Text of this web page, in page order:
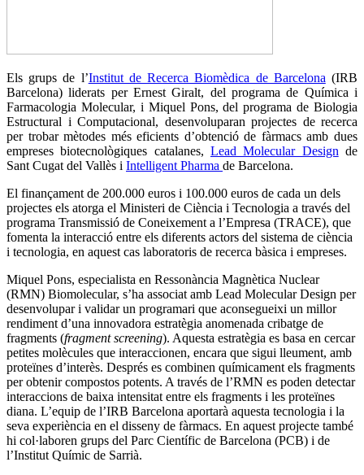
Els grups de l’Institut de Recerca Biomèdica de Barcelona(IRB
Barcelona) liderats per Ernest Giralt, del programa de Química i
Farmacologia Molecular, i Miquel Pons, del programa de Biologia
Estructural i Computacional, desenvoluparan projectes de recerca
per trobar mètodes més eficients d’obtenció de fàrmacs amb dues
empreses biotecnològiques catalanes, Lead Molecular Designde
Sant Cugat del Vallès i Intelligent Pharma de Barcelona.
El finançament de 200.000 euros i 100.000 euros de cada un dels
projectes els atorga el Ministeri de Ciència i Tecnologia a través del
programa Transmissió de Coneixement a l’Empresa (TRACE), que
fomenta la interacció entre els diferents actors del sistema de ciència
i tecnologia, en aquest cas laboratoris de recerca bàsica i empreses.
Miquel Pons, especialista en Ressonància Magnètica Nuclear
(RMN) Biomolecular, s’ha associat amb Lead Molecular Design per
desenvolupar i validar un programari que aconsegueixi un millor
rendiment d’una innovadora estratègia anomenada cribatge de
fragments (fragment screening). Aquesta estratègia es basa en cercar
petites molècules que interaccionen, encara que sigui lleument, amb
proteïnes d’interès. Després es combinen químicament els fragments
per obtenir compostos potents. A través de l’RMN es poden detectar
interaccions de baixa intensitat entre els fragments i les proteïnes
diana. L’equip de l’IRB Barcelona aportarà aquesta tecnologia i la
seva experiència en el disseny de fàrmacs. En aquest projecte també
hi col·laboren grups del Parc Científic de Barcelona (PCB) i de
l’Institut Químic de Sarrià.